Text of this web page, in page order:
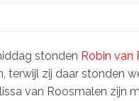
stonden Robin van
zij daar stonden
van Roosmalen zijn